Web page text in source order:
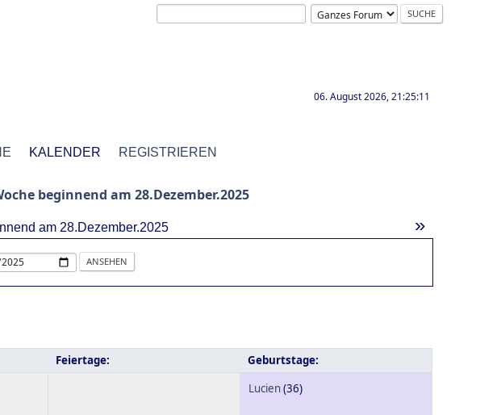
06. August 2026, 21:25:11
KALENDER REGISTRIEREN
beginnend am 28.Dezember.2025
»
am 28.Dezember.2025
Feiertage: Geburtstage:
Lucien(36)